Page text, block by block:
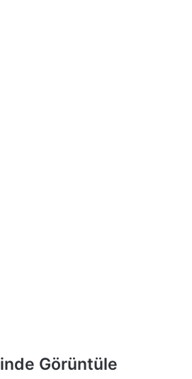
Görüntüle